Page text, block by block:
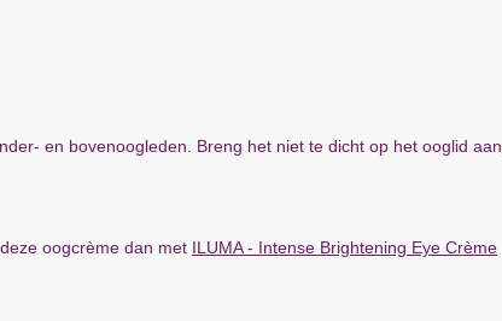
en bovenoogleden. Breng het niet te dicht op het ooglid aan,
oogcrème dan met ILUMA - Intense Brightening Eye Crème